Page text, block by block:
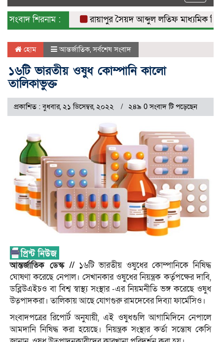
সংবাদ শিরনাম :
রায়াপুর সৈয়দ আব্দুল লতিফ মাধ্যমিক
হোম আন্তর্জাতিক,সর্বশেষ সংবাদ
১৬টি ভারতীয় ওষুধ কোম্পানি কালো
তালিকাভুক্ত
প্রকাশিত : বুধবার, ২১ ডিসেম্বর, ২০২২ ২৪৯ 0 সংবাদ টি পড়েছেন
আন্তর্জাতিক ডেস্ক // ১৬টি ভারতীয় ওষুধের কোম্পানিকে নিষিদ্ধ
ঘোষণা করেছে নেপাল। সেখানকার ওষুধের নিয়ন্ত্রক কর্তৃপক্ষের দাবি,
ডব্লিউএইচও বা বিশ্ব স্বাস্থ্য সংস্থার -এর নিয়মনীতি ভঙ্গ করেছে ওষুধ
উত্পাদকরা। তালিকায় আছে যোগগুরু রামদেবের দিব্যা ফার্মেসিও।
সংবাদপত্রের রিপোর্ট অনুযায়ী, এই ওষুধগুলি আগামিদিনে নেপালে
আমদানি নিষিদ্ধ করা হয়েছে। নিয়ন্ত্রক সংস্থার কর্তা সন্তোষ কেসি